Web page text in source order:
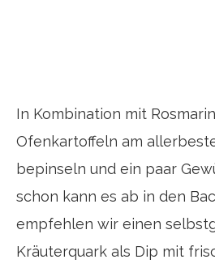
In Kombination mit
Ofenkartoffeln am
bepinseln und ein paar
schon kann es ab in den
empfehlen wir einen
Kräuterquark als Dip mit